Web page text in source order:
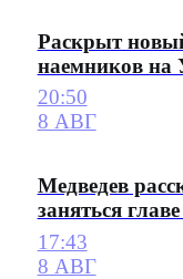
Раскрыт
наемников на
20:50
8 АВГ
Медведев
заняться
17:43
8 АВГ